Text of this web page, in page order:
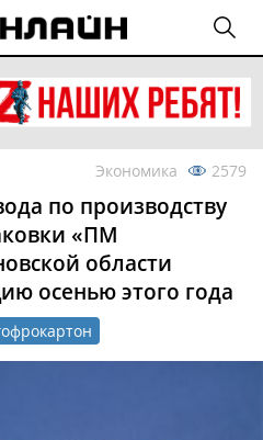
Экономика 2579
по производству
«ПМ
области
осенью этого года